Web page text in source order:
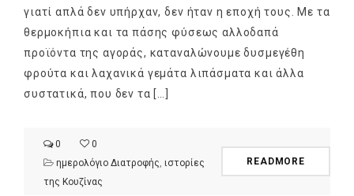
γιατί απλά δεν υπήρχαν, δεν ήταν η εποχή τους. Με τα
θερμοκήπια και τα πάσης φύσεως αλλοδαπά
προϊόντα της αγοράς, καταναλώνουμε δυσμεγέθη
φρούτα και λαχανικά γεμάτα λιπάσματα και άλλα
συστατικά, που δεν τα […]
0
0
ημερολόγιο Διατροφής, ιστορίες
της Κουζίνας
READMORE